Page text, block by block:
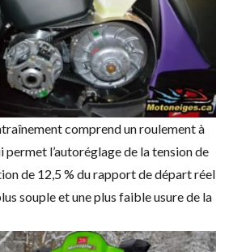
comprend un roulement à
permet l’autoréglage de la tension de
de 12,5 % du rapport de départ réel
souple et une plus faible usure de la